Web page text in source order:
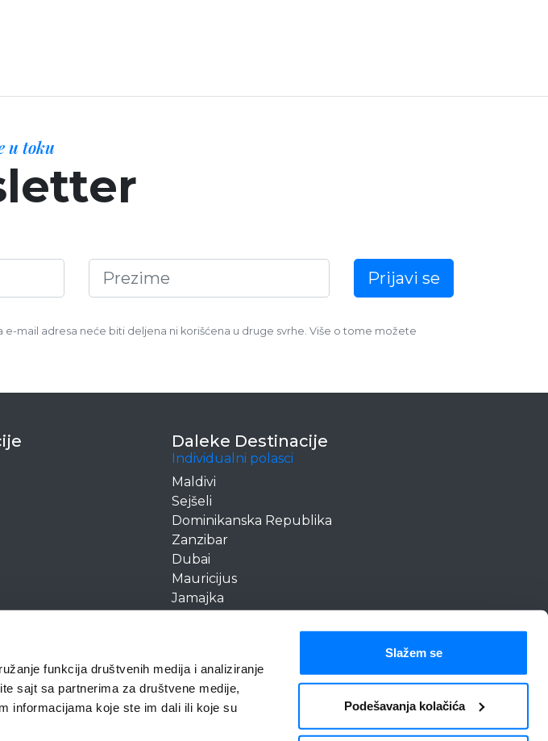
funkcija društvenih medija i analiziranje
sajt sa partnerima za društvene medije,
informacijama koje ste im dali ili koje su
Slažem se
Podešavanja kolačića
u toku
Prijavi se
mail adresa neće biti deljena ni korišćena u druge svrhe. Više o tome možete
Daleke Destinacije
Individualni polasci
Maldivi
Sejšeli
Dominikanska Republika
Zanzibar
Dubai
Mauricijus
Jamajka
Opšti uslovi putovanja
Politika privatnosti
Pravilnik o zaštiti podataka o ličnosti